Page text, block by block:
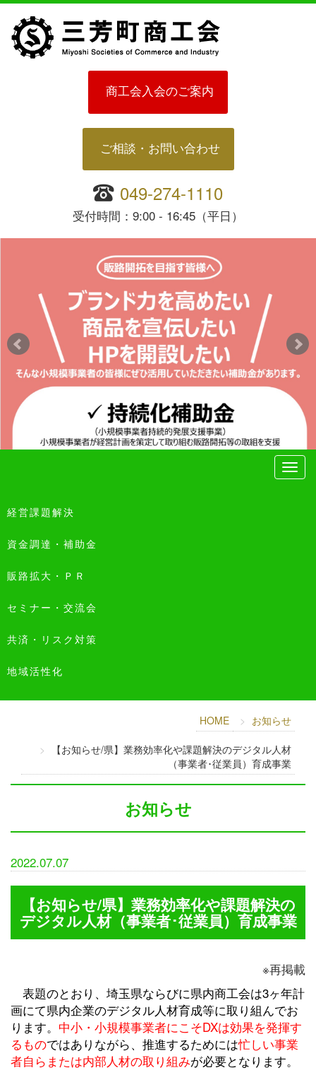
商工会入会のご案内
ご相談・お問い合わせ
049-274-1110
受付時間：9:00 - 16:45（平日）
経営課題解決
資金調達・補助金
販路拡大・ＰＲ
セミナー・交流会
共済・リスク対策
地域活性化
HOME お知らせ
【お知らせ/県】業務効率化や課題解決のデジタル人材
（事業者･従業員）育成事業
お知らせ
2022.07.07
【お知らせ/県】業務効率化や課題解決の
デジタル人材（事業者･従業員）育成事業
※再掲載
表題のとおり、埼玉県ならびに県内商工会は3ヶ年計
画にて県内企業のデジタル人材育成等に取り組んでお
ります。 中小・小規模事業者にこそDXは効果を発揮す
るものではありながら、推進するためには忙しい事業
者自らまたは内部人材の取り組みが必要となります。